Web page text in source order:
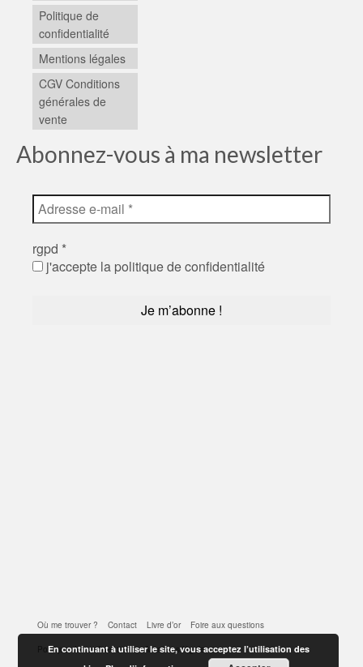
Politique de
confidentialité
Mentions légales
CGV Conditions
générales de
vente
Abonnez-vous à ma newsletter
rgpd *
j'accepte la politique de confidentialité
Où me trouver ? Contact Livre d’or Foire aux questions
Politique de confidentialité Mentions légales
En continuant à utiliser le site, vous acceptez l’utilisation des